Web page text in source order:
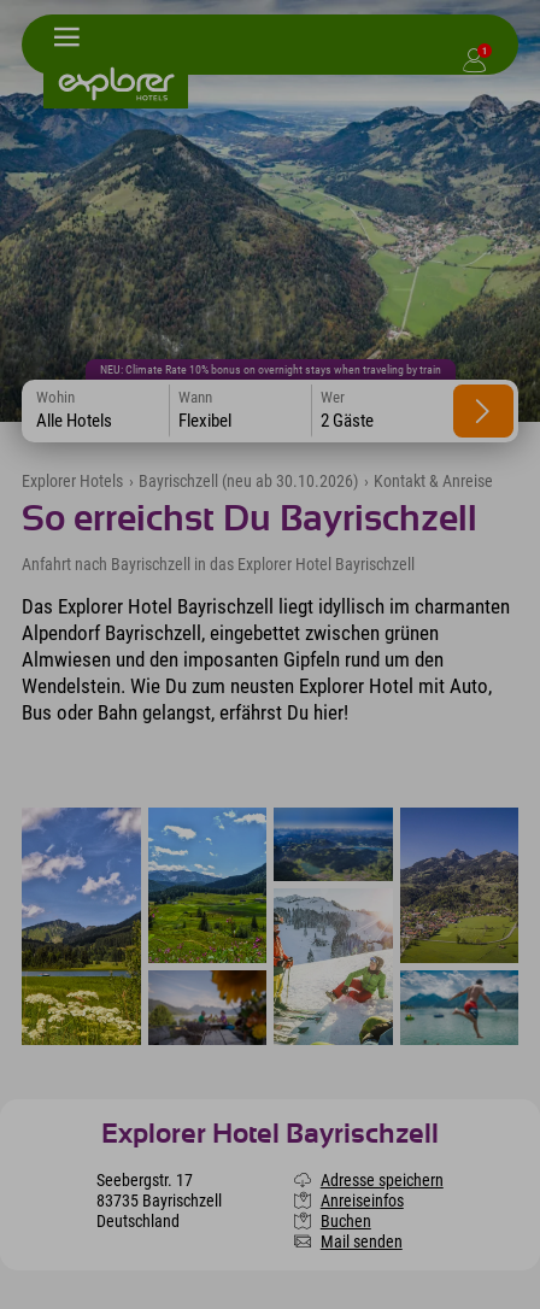
1
NEU: Climate Rate 10% bonus on overnight stays when traveling by train
Wohin
Alle Hotels
Wann
Flexibel
Wer
2 Gäste
Explorer Hotels › Bayrischzell (neu ab 30.10.2026) › Kontakt & Anreise
So erreichst Du Bayrischzell
Anfahrt nach Bayrischzell in das Explorer Hotel Bayrischzell
Das Explorer Hotel Bayrischzell liegt idyllisch im charmanten
Alpendorf Bayrischzell, eingebettet zwischen grünen
Almwiesen und den imposanten Gipfeln rund um den
Wendelstein. Wie Du zum neusten Explorer Hotel mit Auto,
Bus oder Bahn gelangst, erfährst Du hier!
Explorer Hotel Bayrischzell
Seebergstr. 17
83735 Bayrischzell
Deutschland
Adresse speichern
Anreiseinfos
Buchen
Mail senden